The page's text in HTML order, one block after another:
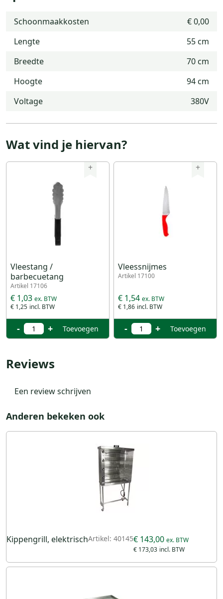
Schoonmaakkosten
€ 0,00
Lengte
55 cm
Breedte
70 cm
Hoogte
94 cm
Voltage
380V
Wat vind je hiervan?
+
Vleestang /
barbecuetang
Artikel 17106
€ 1,25
€ 1,03
- + Toevoegen
+
Vleessnijmes
Artikel 17100
€ 1,86
€ 1,54
- + Toevoegen
Reviews
Een review schrijven
Anderen bekeken ook
Kippengrill, elektrischArtikel: 40145
€ 173,03
€ 143,00